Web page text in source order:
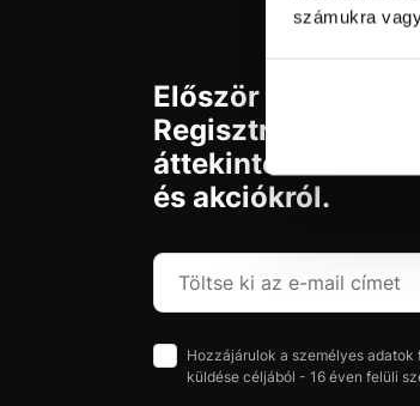
számukra
Először jár az
Regisztráljon és
áttekintést az
és akciókról.
Hozzájárulok a személyes
küldése céljából - 16 éven felüli